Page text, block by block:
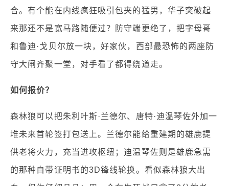
合。有个能在内线疯狂吸引包夹的猛男，华子突破起
来那还不是宽马路随便过？防守端更绝了，把字母哥
和鲁迪·戈贝尔放一块，好家伙，西部最恐怖的两座防
守大闸齐聚一堂，对手看了都得绕道走。
如何报价？
森林狼可以把朱利叶斯·兰德尔、唐特·迪温琴佐外加一
堆未来首轮签打包送上。兰德尔能给重建期的雄鹿提
供老将火力，充当进攻枢纽；迪温琴佐则是雄鹿急需
的那种自带证明书的3D锋线轮换。看似森林狼大出